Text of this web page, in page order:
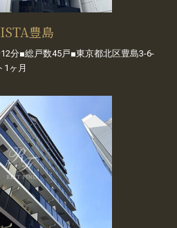
豊島
分■総戸数45戸■東京都北区豊島3-6-
1ヶ月